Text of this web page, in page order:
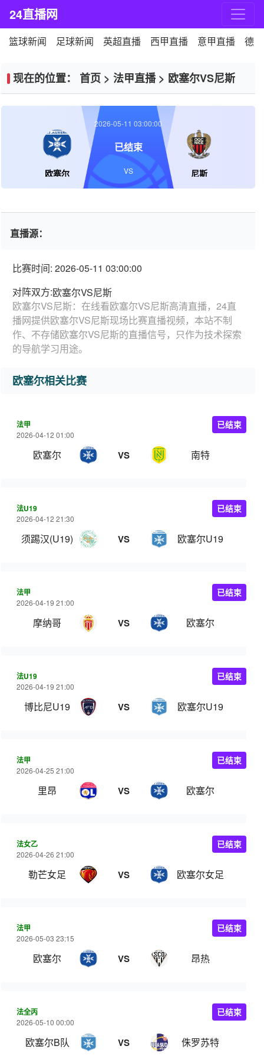
24直播网
篮球新闻 足球新闻 英超直播 西甲直播 意甲直播 德
现在的位置： 首页 > 法甲直播> 欧塞尔VS尼斯
欧塞尔 尼斯
2026-05-11 03:00:00
已结束
VS
直播源：
比赛时间: 2026-05-11 03:00:00
对阵双方:欧塞尔VS尼斯
欧塞尔VS尼斯：在线看欧塞尔VS尼斯高清直播，24直
播网提供欧塞尔VS尼斯现场比赛直播视频，本站不制
作、不存储欧塞尔VS尼斯的直播信号，只作为技术探索
的导航学习用途。
欧塞尔相关比赛
法甲
2026-04-12 01:00
欧塞尔 VS 南特
已结束
法U19
2026-04-12 21:30
须踢汉(U19) VS 欧塞尔U19
已结束
法甲
2026-04-19 21:00
摩纳哥 VS 欧塞尔
已结束
法U19
2026-04-19 21:00
博比尼U19 VS 欧塞尔U19
已结束
法甲
2026-04-25 21:00
里昂 VS 欧塞尔
已结束
法女乙
2026-04-26 21:00
勒芒女足 VS 欧塞尔女足
已结束
法甲
2026-05-03 23:15
欧塞尔 VS 昂热
已结束
法全丙
2026-05-10 00:00
欧塞尔B队 VS 侏罗苏特
已结束